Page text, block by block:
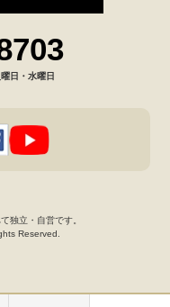
日・水曜日
独立・自営です。
Reserved.